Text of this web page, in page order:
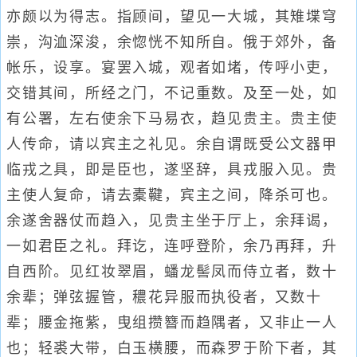
亦颇以为得志。指顾间，望见一大城，其雉堞穹
崇，沟洫深浚，余惚恍不知所自。俄于郊外，备
帐乐，设享。宴罢入城，观者如堵，传呼小吏，
交错其间，所经之门，不记重数。及至一处，如
有公署，左右使余下马易衣，趋见贵主。贵主使
人传命，请以宾主之礼见。余自谓既受公文器甲
临戎之具，即是臣也，遂坚辞，具戎服入见。贵
主使人复命，请去橐鞬，宾主之间，降杀可也。
余遂舍器仗而趋入，见贵主坐于厅上，余拜谒，
一如君臣之礼。拜讫，连呼登阶，余乃再拜，升
自西阶。见红妆翠眉，蟠龙髻凤而侍立者，数十
余辈；弹弦握管，穠花异服而执役者，又数十
辈；腰金拖紫，曳组攒簪而趋隅者，又非止一人
也；轻裘大带，白玉横腰，而森罗于阶下者，其